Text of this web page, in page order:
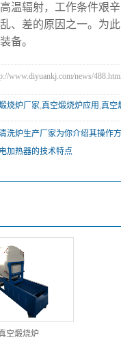
温辐射，工作条件艰
、差的原因之一。为
备。
www.diyuankj.com/news/
烧炉厂家,真空煅烧炉应用 ,真空
洗炉生产厂家为你介绍其操作
加热器的技术特点
空煅烧炉